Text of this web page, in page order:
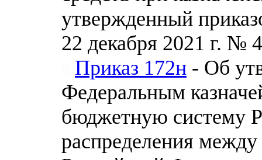
утвержденный
22 декабря 2021 г. №
Приказ 172н - Об
Федеральным
бюджетную систему
распределения